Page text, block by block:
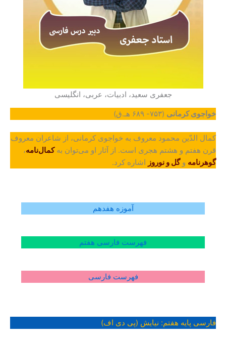
جعفری سعید، ادبیات، عربی، انگلیسی
خواجوی کرمانی (۷۵۳- ۶۸۹ هـ.ق)
کمال الدّین محمود معروف به خواجوی کرمانی، از شاعران معروف
قرن هفتم و هشتم هجری است. از آثار او می‌توان بهکمال‌نامه،
گوهرنامه وگل و نوروز اشاره کرد.
آموزه هفدهم
فهرست فارسی هفتم
فهرست فارسی
فارسی پایه هفتم: نیایش (پی دی اف)